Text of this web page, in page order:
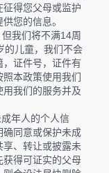
得您父母或监护
您的信息。
我们将不满14周
的儿童，我们不会
证件号，证件有
本政策使用我们
我们的服务并及
年人的个人信
确同意或保护未成
享、转让或披露未
获得可证实的父母